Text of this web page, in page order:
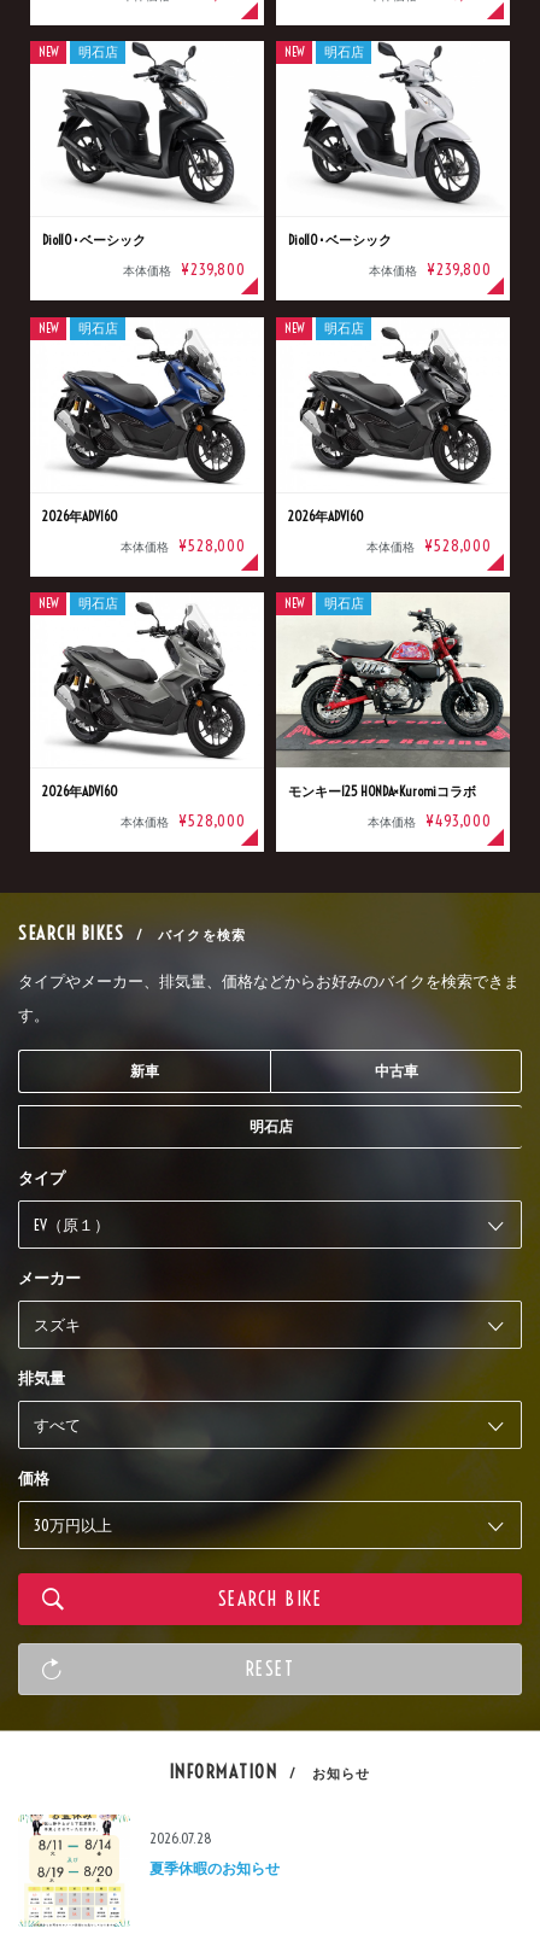
Dio110･ベーシック
本体価格 ¥239,800
NEW 明石店
Dio110･ベーシック
本体価格 ¥239,800
NEW 明石店
2026年ADV160
本体価格 ¥528,000
NEW 明石店
2026年ADV160
本体価格 ¥528,000
NEW 明石店
2026年ADV160
本体価格 ¥528,000
NEW 明石店
モンキー125 HONDA×Kuromiコラボ
本体価格 ¥493,000
NEW 明石店
SEARCH BIKES / バイクを検索
タイプやメーカー、排気量、価格などからお好みのバイクを検索できま
す。
新車 中古車
明石店
タイプ
メーカー
排気量
価格
INFORMATION / お知らせ
2026.07.28
夏季休暇のお知らせ